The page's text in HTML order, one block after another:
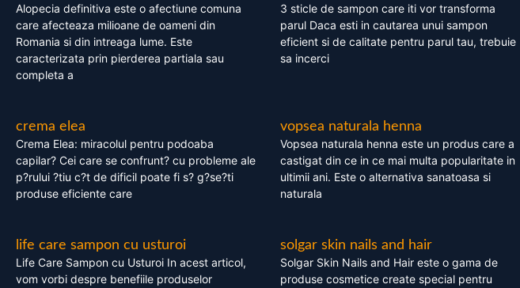
Alopecia definitiva este o afectiune comuna
care afecteaza milioane de oameni din
Romania si din intreaga lume. Este
caracterizata prin pierderea partiala sau
completa a
3 sticle de sampon care iti vor transforma
parul Daca esti in cautarea unui sampon
eficient si de calitate pentru parul tau, trebuie
sa incerci
crema elea
Crema Elea: miracolul pentru podoaba
capilar? Cei care se confrunt? cu probleme ale
p?rului ?tiu c?t de dificil poate fi s? g?se?ti
produse eficiente care
vopsea naturala henna
Vopsea naturala henna este un produs care a
castigat din ce in ce mai multa popularitate in
ultimii ani. Este o alternativa sanatoasa si
naturala
life care sampon cu usturoi
Life Care Sampon cu Usturoi In acest articol,
vom vorbi despre benefiile produselor
solgar skin nails and hair
Solgar Skin Nails and Hair este o gama de
produse cosmetice create special pentru